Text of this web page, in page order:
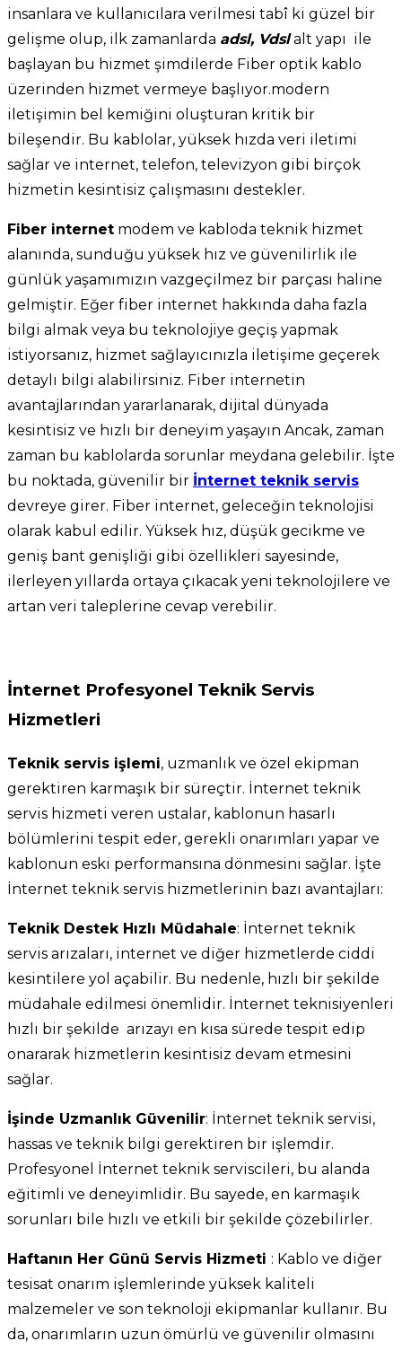
insanlara ve kullanıcılara verilmesi tabî ki güzel bir
gelişme olup, ilk zamanlarda adsl, Vdsl alt yapı ile
başlayan bu hizmet şimdilerde Fiber optik kablo
üzerinden hizmet vermeye başlıyor.modern
iletişimin bel kemiğini oluşturan kritik bir
bileşendir. Bu kablolar, yüksek hızda veri iletimi
sağlar ve internet, telefon, televizyon gibi birçok
hizmetin kesintisiz çalışmasını destekler.
Fiber internet modem ve kabloda teknik hizmet
alanında, sunduğu yüksek hız ve güvenilirlik ile
günlük yaşamımızın vazgeçilmez bir parçası haline
gelmiştir. Eğer fiber internet hakkında daha fazla
bilgi almak veya bu teknolojiye geçiş yapmak
istiyorsanız, hizmet sağlayıcınızla iletişime geçerek
detaylı bilgi alabilirsiniz. Fiber internetin
avantajlarından yararlanarak, dijital dünyada
kesintisiz ve hızlı bir deneyim yaşayın Ancak, zaman
zaman bu kablolarda sorunlar meydana gelebilir. İşte
bu noktada, güvenilir bir İnternet teknik servis
devreye girer. Fiber internet, geleceğin teknolojisi
olarak kabul edilir. Yüksek hız, düşük gecikme ve
geniş bant genişliği gibi özellikleri sayesinde,
ilerleyen yıllarda ortaya çıkacak yeni teknolojilere ve
artan veri taleplerine cevap verebilir.
İnternet Profesyonel Teknik Servis
Hizmetleri
Teknik servis işlemi, uzmanlık ve özel ekipman
gerektiren karmaşık bir süreçtir. İnternet teknik
servis hizmeti veren ustalar, kablonun hasarlı
bölümlerini tespit eder, gerekli onarımları yapar ve
kablonun eski performansına dönmesini sağlar. İşte
İnternet teknik servis hizmetlerinin bazı avantajları:
Teknik Destek Hızlı Müdahale: İnternet teknik
servis arızaları, internet ve diğer hizmetlerde ciddi
kesintilere yol açabilir. Bu nedenle, hızlı bir şekilde
müdahale edilmesi önemlidir. İnternet teknisiyenleri
hızlı bir şekilde arızayı en kısa sürede tespit edip
onararak hizmetlerin kesintisiz devam etmesini
sağlar.
İşinde Uzmanlık Güvenilir: İnternet teknik servisi,
hassas ve teknik bilgi gerektiren bir işlemdir.
Profesyonel İnternet teknik serviscileri, bu alanda
eğitimli ve deneyimlidir. Bu sayede, en karmaşık
sorunları bile hızlı ve etkili bir şekilde çözebilirler.
Haftanın Her Günü Servis Hizmeti : Kablo ve diğer
tesisat onarım işlemlerinde yüksek kaliteli
malzemeler ve son teknoloji ekipmanlar kullanır. Bu
da, onarımların uzun ömürlü ve güvenilir olmasını